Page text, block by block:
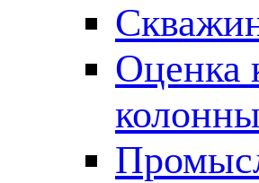
Оценка
колонны